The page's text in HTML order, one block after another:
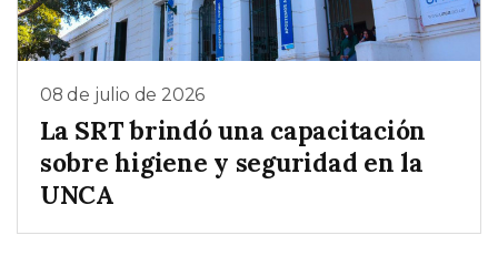
08 de julio de 2026
La SRT brindó una capacitación
sobre higiene y seguridad en la
UNCA